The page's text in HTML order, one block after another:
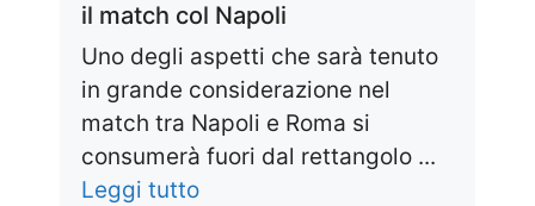
il match col Napoli
Uno degli aspetti che sarà tenuto
in grande considerazione nel
match tra Napoli e Roma si
consumerà fuori dal rettangolo ...
Leggi tutto